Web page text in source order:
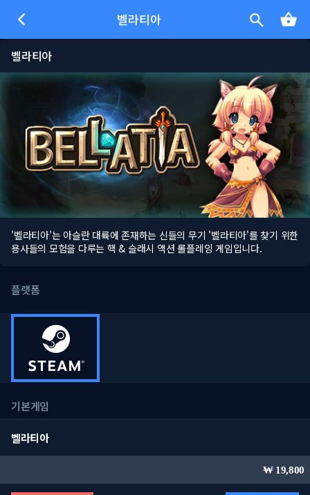
벨라티아
벨라티아
'벨라티아'는 아슬란 대륙에 존재하는 신들의 무기 '벨라티아'를 찾기 위한
용사들의 모험을 다루는 핵 & 슬래시 액션 롤플레잉 게임입니다.
플랫폼
기본게임
벨라티아
19,800